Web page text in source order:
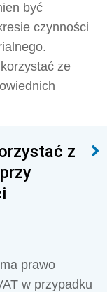
być
czynności
ze
z
prawo
w przypadku